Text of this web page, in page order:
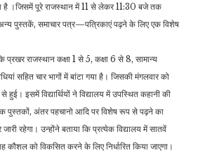
है ।जिसमें पूरे राजस्थान में 11 से लेकर 11:30 बजे तक
अन्य पुस्तकें, समाचार पत्र—पत्रिकाएं पढ़ने के लिए एक विशेष
प्रखर राजस्थान कक्षा 1 से 5, कक्षा 6 से 8, सामान्य
सहित चार भागों में बांटा गया है। जिसकी मंगलवार को
इसमें विद्यार्थियों ने विद्यालय में उपस्थित कहानी की
पुस्तकों, अंतर पहचानो आदि पर विशेष रूप से पढ़ने का
रहेगा। उन्होंने बताया कि प्रत्येक विद्यालय में सातवें
कौशल को विकसित करने के लिए निर्धारित किया जाएगा।